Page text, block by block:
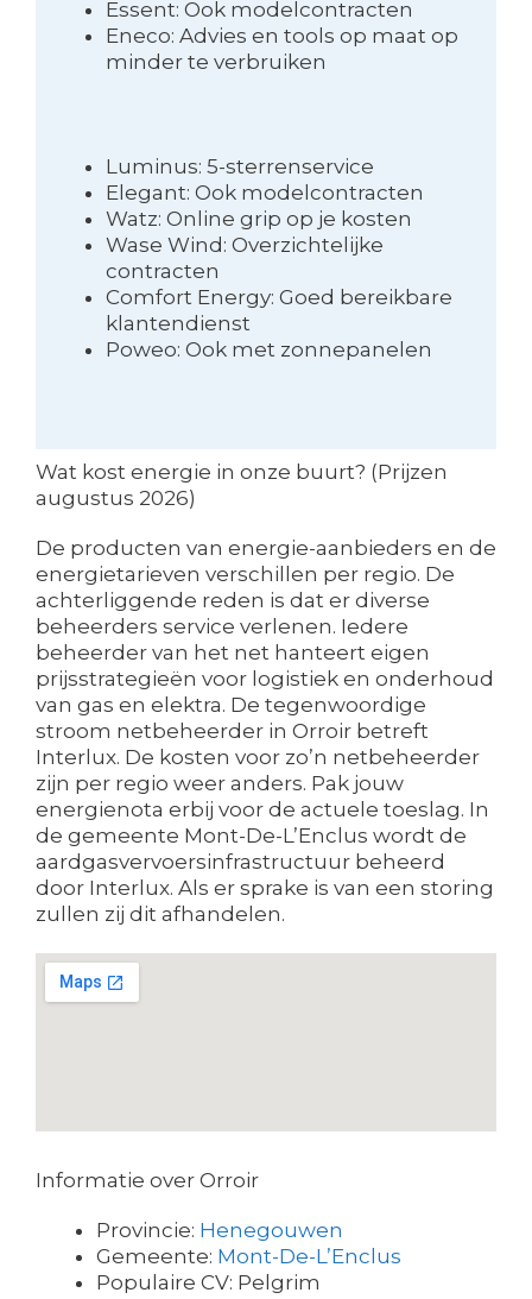
Essent: Ook modelcontracten
Eneco: Advies en tools op maat op
minder te verbruiken
Luminus: 5-sterrenservice
Elegant: Ook modelcontracten
Watz: Online grip op je kosten
Wase Wind: Overzichtelijke
contracten
Comfort Energy: Goed bereikbare
klantendienst
Poweo: Ook met zonnepanelen
Wat kost energie in onze buurt? (Prijzen
augustus 2026)
De producten van energie-aanbieders en de
energietarieven verschillen per regio. De
achterliggende reden is dat er diverse
beheerders service verlenen. Iedere
beheerder van het net hanteert eigen
prijsstrategieën voor logistiek en onderhoud
van gas en elektra. De tegenwoordige
stroom netbeheerder in Orroir betreft
Interlux. De kosten voor zo’n netbeheerder
zijn per regio weer anders. Pak jouw
energienota erbij voor de actuele toeslag. In
de gemeente Mont-De-L’Enclus wordt de
aardgasvervoersinfrastructuur beheerd
door Interlux. Als er sprake is van een storing
zullen zij dit afhandelen.
Informatie over Orroir
Provincie: Henegouwen
Gemeente: Mont-De-L’Enclus
Populaire CV: Pelgrim